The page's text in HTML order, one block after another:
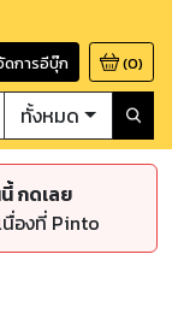
ดการอีบุ๊ก (0)
ทั้งหมด
กดเลย
องที่ Pinto